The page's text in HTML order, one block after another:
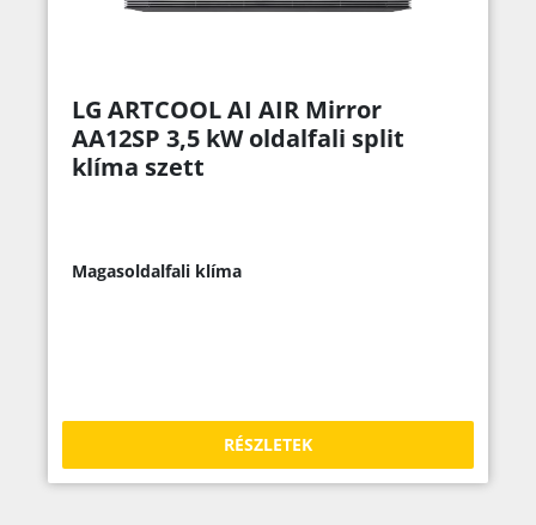
LG ARTCOOL AI AIR Mirror
AA12SP 3,5 kW oldalfali split
klíma szett
Magasoldalfali klíma
RÉSZLETEK